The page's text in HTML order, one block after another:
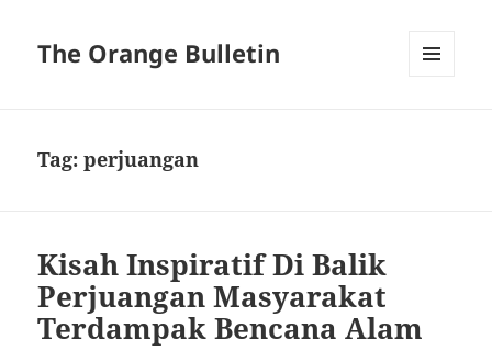
The Orange Bulletin
Tag:perjuangan
Kisah Inspiratif Di Balik
Perjuangan Masyarakat
Terdampak Bencana Alam